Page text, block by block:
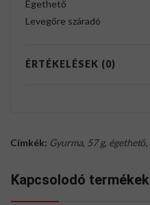
Égethető
Levegőre száradó
ÉRTÉKELÉSEK (0)
Címkék: Gyurma, 57 g, égethető,
Kapcsolodó termékek